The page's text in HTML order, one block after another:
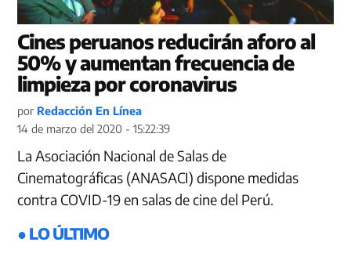
Cines peruanos reducirán aforo al
50% y aumentan frecuencia de
limpieza por coronavirus
por Redacción En Línea
14 de marzo del 2020 - 15:22:39
La Asociación Nacional de Salas de
Cinematográficas (ANASACI) dispone medidas
contra COVID-19 en salas de cine del Perú.
● LO ÚLTIMO